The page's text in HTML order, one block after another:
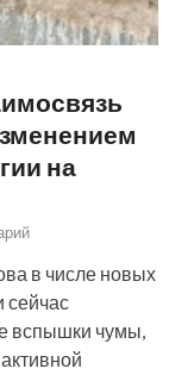
на
в числе новых
сейчас
вспышки чумы,